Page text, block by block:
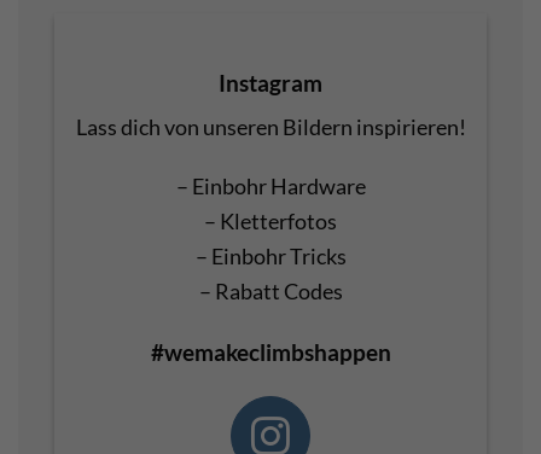
Instagram
Lass dich von unseren Bildern inspirieren!
– Einbohr Hardware
– Kletterfotos
– Einbohr Tricks
– Rabatt Codes
#wemakeclimbshappen